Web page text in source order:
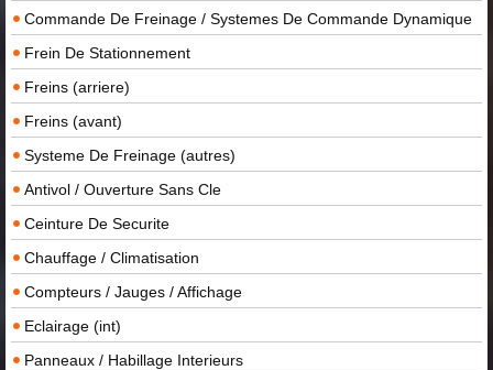
Commande De Freinage / Systemes De Commande Dynamique
Frein De Stationnement
Freins (arriere)
Freins (avant)
Systeme De Freinage (autres)
Antivol / Ouverture Sans Cle
Ceinture De Securite
Chauffage / Climatisation
Compteurs / Jauges / Affichage
Eclairage (int)
Panneaux / Habillage Interieurs